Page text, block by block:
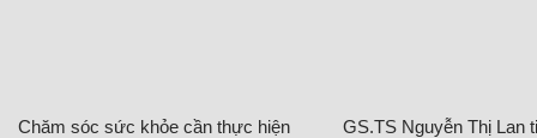
Chăm sóc sức khỏe cần thực hiện
GS.TS Nguyễn Thị Lan